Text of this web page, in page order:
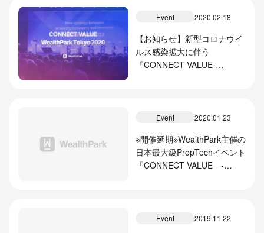
Event 2020.02.18
【お知らせ】新型コロナウイ
ルス感染拡大に伴う
『CONNECT VALUE-
Event 2020.01.23
※開催延期※WealthPark主催の
日本最大級PropTechイベント
「CONNECT VALUE -
Event 2019.11.22